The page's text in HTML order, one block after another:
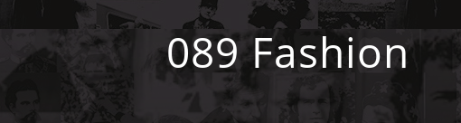
089 Fashion